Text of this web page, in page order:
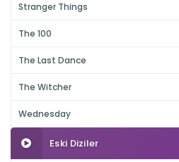
Stranger Things
The 100
The Last Dance
The Witcher
Wednesday
Eski Diziler